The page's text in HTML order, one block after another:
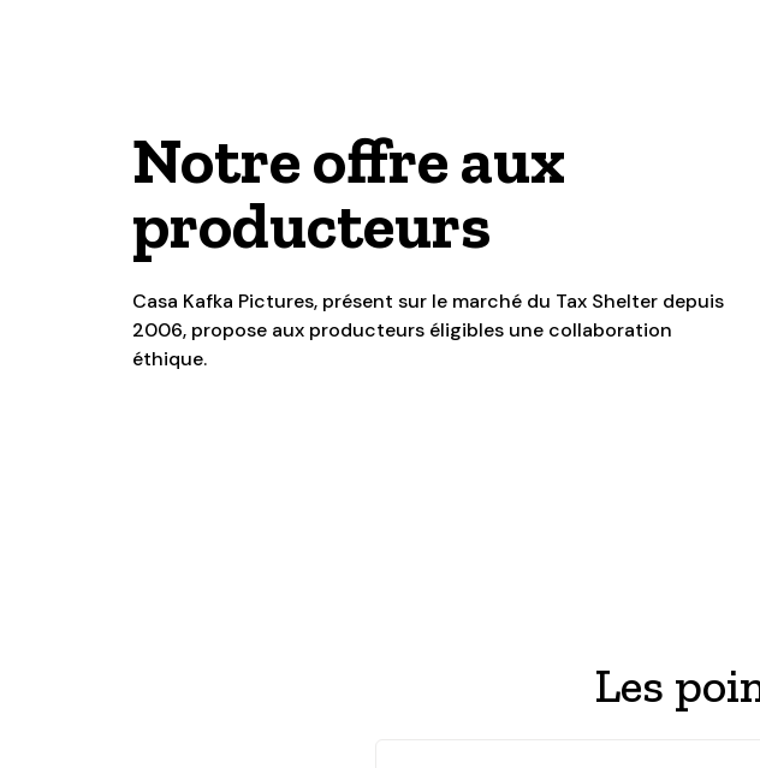
Notre offre aux
producteurs
Casa Kafka Pictures, présent sur le marché du Tax Shelter depuis
2006, propose aux producteurs éligibles une collaboration
éthique.
Les